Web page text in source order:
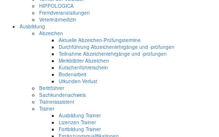
HIPPOLOGICA
Fremdveranstaltungen
Veterinärmedizin
Ausbildung
Abzeichen
Aktuelle Abzeichen-Prüfungstermine
Durchführung Abzeichenlehrgänge und -prüfungen
Teilnahme Abzeichenlehrgänge und -prüfungen
Merkblätter Abzeichen
Kutschenführerschein
Bodenarbeit
Urkunden-Verlust
Berittführer
Sachkundenachweis
Trainerassistent
Trainer
Ausbildung Trainer
Lizenzen Trainer
Fortbildung Trainer